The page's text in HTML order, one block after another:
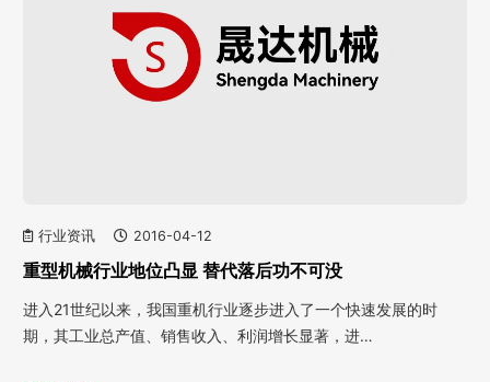
行业资讯 2016-04-12
重型机械行业地位凸显 替代落后功不可没
进入21世纪以来，我国重机行业逐步进入了一个快速发展的时
期，其工业总产值、销售收入、利润增长显著，进…